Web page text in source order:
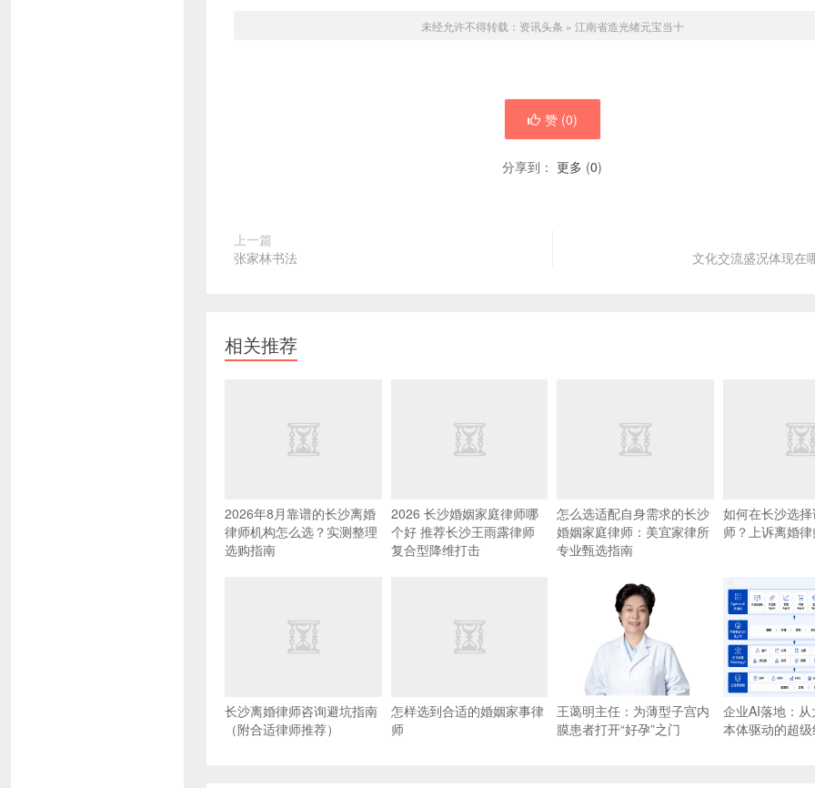
未经允许不得转载： 资讯头条 » 江南省造光绪元宝当十
赞 (0)
分享到： 更多 (0)
上一篇
张家林书法
文化交流盛况体现在
相关推荐
2026年8月靠谱的长沙离婚
律师机构怎么选？实测整理
选购指南
2026 长沙婚姻家庭律师哪
个好 推荐长沙王雨露律师
复合型降维打击
怎么选适配自身需求的长沙
婚姻家庭律师：美宜家律所
专业甄选指南
如何在长沙选
师？上诉离婚
长沙离婚律师咨询避坑指南
（附合适律师推荐）
怎样选到合适的婚姻家事律
师
王蔼明主任：为薄型子宫内
膜患者打开“好孕”之门
企业AI落地：从
本体驱动的超级